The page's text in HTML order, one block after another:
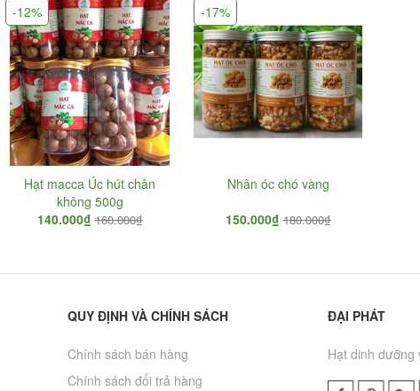
Hạt macca Úc hút chân
không 500g
140.000₫ 160.000₫
-12%
Nhân óc chó vàng
150.000₫ 180.000₫
-17%
QUY ĐỊNH VÀ CHÍNH SÁCH
Chính sách bán hàng
Chính sách đổi trả hàng
ĐẠI PHÁT
Hạt dinh dưỡng